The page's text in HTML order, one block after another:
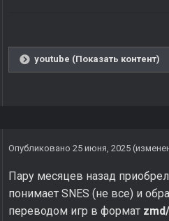
youtube (Показать контент)
Опубликовано 25 июня, 2025
Пару месяцев назад
понимает SNES (не все) и
переводом игр в формат